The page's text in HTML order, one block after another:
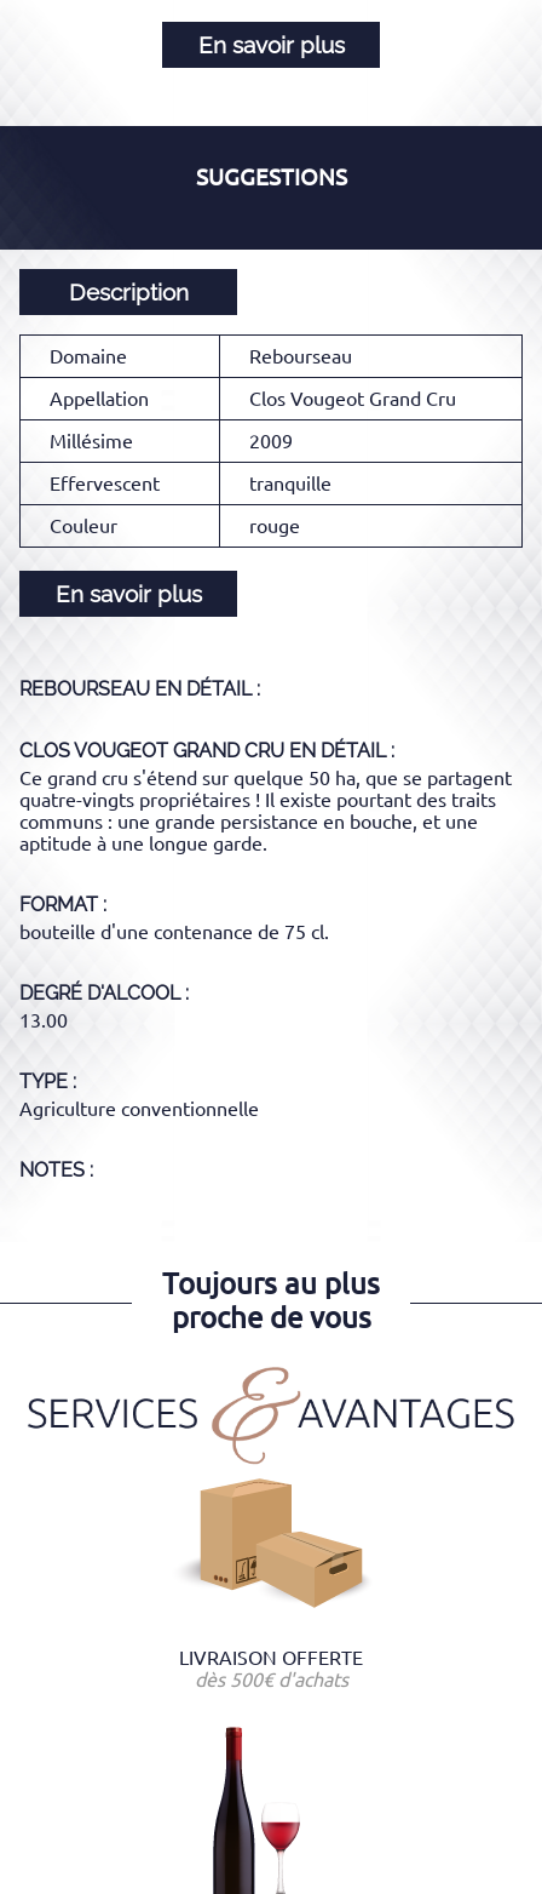
En savoir plus
SUGGESTIONS
Description
Domaine
Rebourseau
Appellation
Clos Vougeot Grand Cru
Millésime
2009
Effervescent
tranquille
Couleur
rouge
En savoir plus
REBOURSEAU EN DÉTAIL :
CLOS VOUGEOT GRAND CRU EN DÉTAIL :
Ce grand cru s'étend sur quelque 50 ha, que se partagent
quatre-vingts propriétaires ! Il existe pourtant des traits
communs : une grande persistance en bouche, et une
aptitude à une longue garde.
FORMAT
bouteille d'une contenance de 75 cl.
DEGRÉ D'ALCOOL
13.00
TYPE
Agriculture conventionnelle
NOTES :
Toujours au plus
proche de vous
LIVRAISON OFFERTE
dès 500€ d'achats